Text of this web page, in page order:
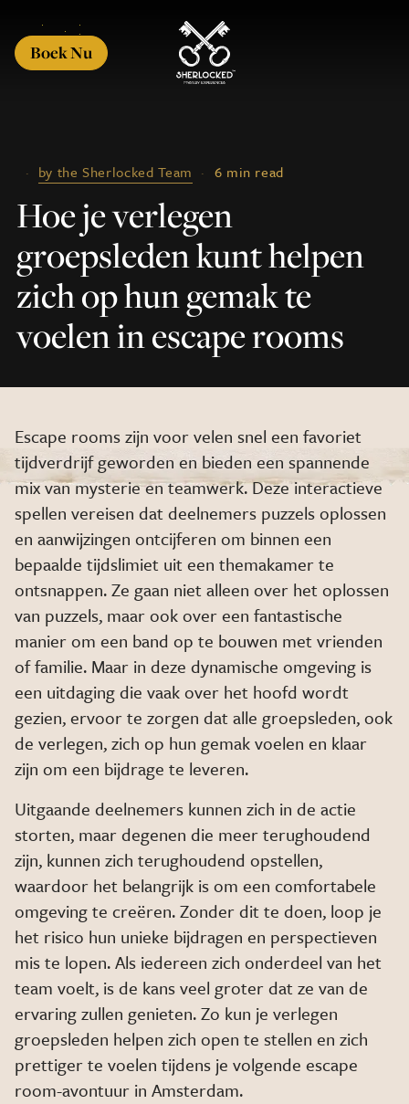
Boek Nu
· by the Sherlocked Team · 6 min read
Hoe je verlegen
groepsleden kunt helpen
zich op hun gemak te
voelen in escape rooms
Escape rooms zijn voor velen snel een favoriet
tijdverdrijf geworden en bieden een spannende
mix van mysterie en teamwerk. Deze interactieve
spellen vereisen dat deelnemers puzzels oplossen
en aanwijzingen ontcijferen om binnen een
bepaalde tijdslimiet uit een themakamer te
ontsnappen. Ze gaan niet alleen over het oplossen
van puzzels, maar ook over een fantastische
manier om een band op te bouwen met vrienden
of familie. Maar in deze dynamische omgeving is
een uitdaging die vaak over het hoofd wordt
gezien, ervoor te zorgen dat alle groepsleden, ook
de verlegen, zich op hun gemak voelen en klaar
zijn om een bijdrage te leveren.
Uitgaande deelnemers kunnen zich in de actie
storten, maar degenen die meer terughoudend
zijn, kunnen zich terughoudend opstellen,
waardoor het belangrijk is om een comfortabele
omgeving te creëren. Zonder dit te doen, loop je
het risico hun unieke bijdragen en perspectieven
mis te lopen. Als iedereen zich onderdeel van het
team voelt, is de kans veel groter dat ze van de
ervaring zullen genieten. Zo kun je verlegen
groepsleden helpen zich open te stellen en zich
prettiger te voelen tijdens je volgende escape
room-avontuur in Amsterdam.